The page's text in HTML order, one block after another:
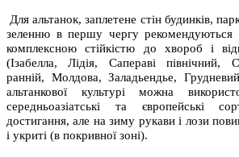
Для альтанок, заплетене стін будинків,
зеленню в першу чергу
комплексною стійкістю до хвороб і
(Ізабелла, Лідія, Сапераві північний,
ранній, Молдова, Заладьендье,
альтанкової культурі можна
середньоазіатські та європейські
достигання, але на зиму рукави і лози
і укриті (в покривної зоні).